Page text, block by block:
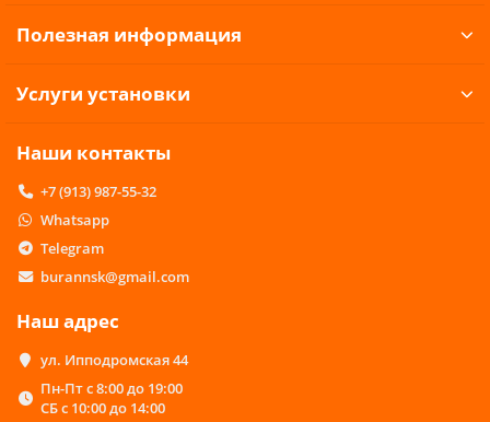
Полезная информация
Услуги установки
Наши контакты
+7 (913) 987-55-32
Whatsapp
Telegram
burannsk@gmail.com
Наш адрес
ул. Ипподромская 44
Пн-Пт с 8:00 до 19:00
СБ с 10:00 до 14:00